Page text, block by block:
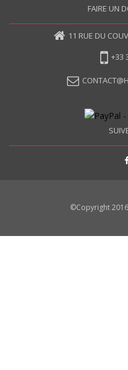
FAIRE UN
11 RUE DU
+33
©Copyright